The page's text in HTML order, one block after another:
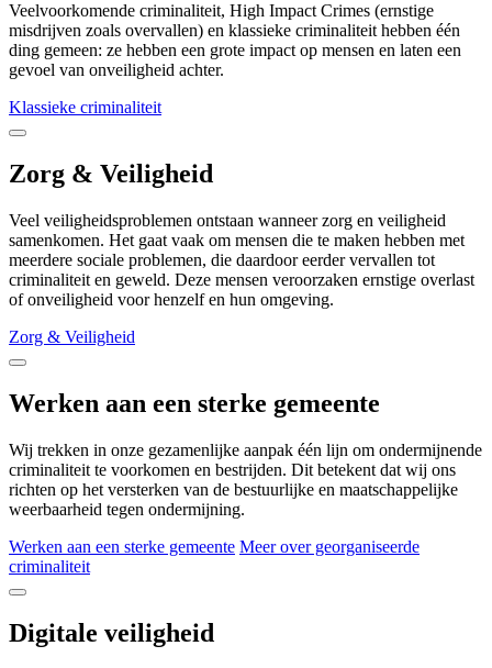
Veelvoorkomende criminaliteit, High Impact Crimes (ernstige
misdrijven zoals overvallen) en klassieke criminaliteit hebben één
ding gemeen: ze hebben een grote impact op mensen en laten een
gevoel van onveiligheid achter.
Klassieke criminaliteit
Zorg & Veiligheid
Veel veiligheidsproblemen ontstaan wanneer zorg en veiligheid
samenkomen. Het gaat vaak om mensen die te maken hebben met
meerdere sociale problemen, die daardoor eerder vervallen tot
criminaliteit en geweld. Deze mensen veroorzaken ernstige overlast
of onveiligheid voor henzelf en hun omgeving.
Zorg & Veiligheid
Werken aan een sterke gemeente
Wij trekken in onze gezamenlijke aanpak één lijn om ondermijnende
criminaliteit te voorkomen en bestrijden. Dit betekent dat wij ons
richten op het versterken van de bestuurlijke en maatschappelijke
weerbaarheid tegen ondermijning.
Werken aan een sterke gemeente Meer over georganiseerde
criminaliteit
Digitale veiligheid